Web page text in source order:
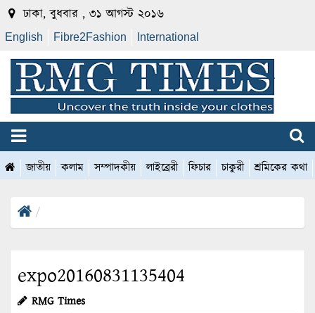
ঢাকা, বুধবার , ৩১ আগস্ট ২০১৬
English Fibre2Fashion International
জাতীয় কলাম সম্পাদকীয় লাইব্রেরী ফিচার চাকুরী শ্রমিকের কথা
expo20160831135404
RMG Times